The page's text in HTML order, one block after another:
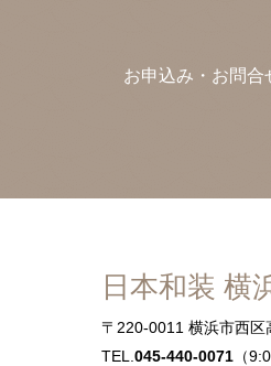
お申込み・お問合
日本和装 横
〒220-0011 横浜市西区
TEL. 045-440-0071 （